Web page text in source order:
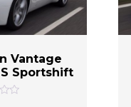
Vantage
S Sportshift